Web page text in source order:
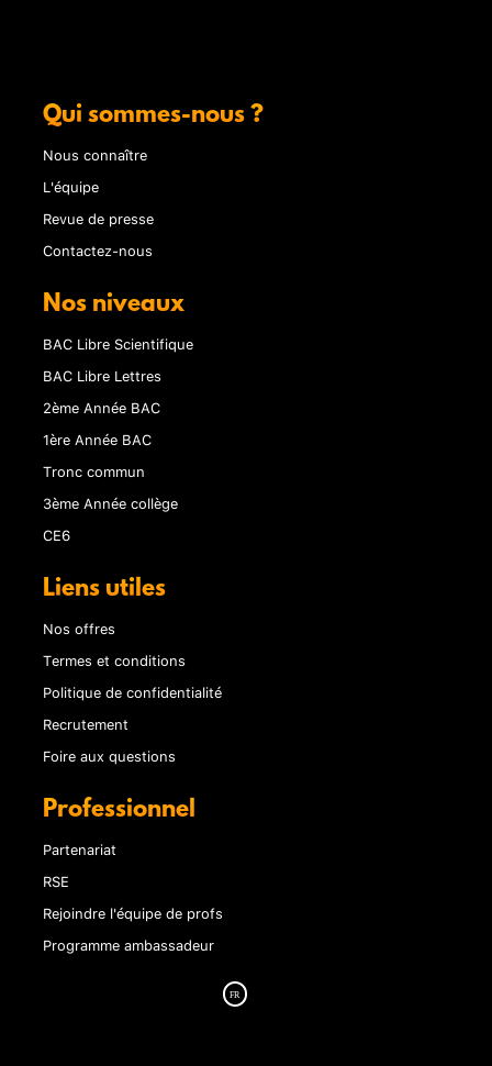
Qui sommes-nous ?
Nous connaître
L'équipe
Revue de presse
Contactez-nous
Nos niveaux
BAC Libre Scientifique
BAC Libre Lettres
2ème Année BAC
1ère Année BAC
Tronc commun
3ème Année collège
CE6
Liens utiles
Nos offres
Termes et conditions
Politique de confidentialité
Recrutement
Foire aux questions
Professionnel
Partenariat
RSE
Rejoindre l'équipe de profs
Programme ambassadeur